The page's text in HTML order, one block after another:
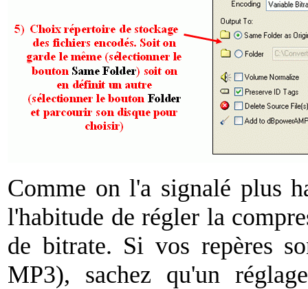
Comme on l'a signalé plus
l'habitude de régler la
de bitrate. Si vos repères
MP3), sachez qu'un